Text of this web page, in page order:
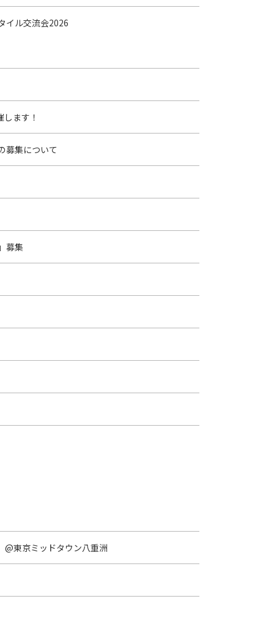
イル交流会2026
ます！
募集について
募集
@東京ミッドタウン八重洲